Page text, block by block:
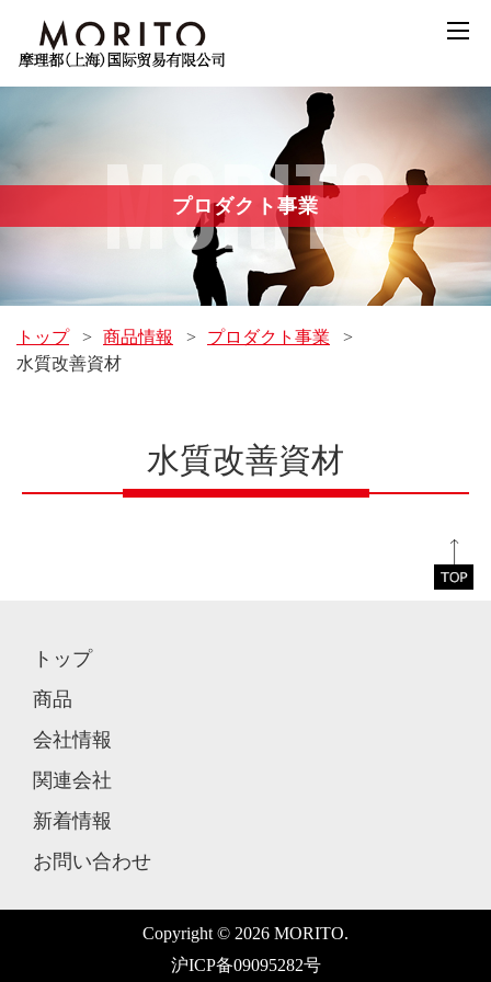
MORITO
プロダクト事業
トップ > 商品情報 > プロダクト事業
>
水質改善資材
水質改善資材
トップ
商品
会社情報
関連会社
新着情報
お問い合わせ
Copyright © 2026 MORITO.
沪ICP备09095282号